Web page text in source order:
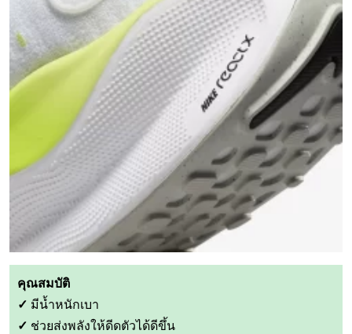
คุณสมบัติ
✓ มีน้ำหนักเบา
✓ ช่วยส่งพลังให้ดีดตัวได้ดีขึ้น